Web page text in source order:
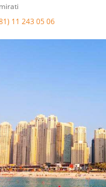
11 243 05 06